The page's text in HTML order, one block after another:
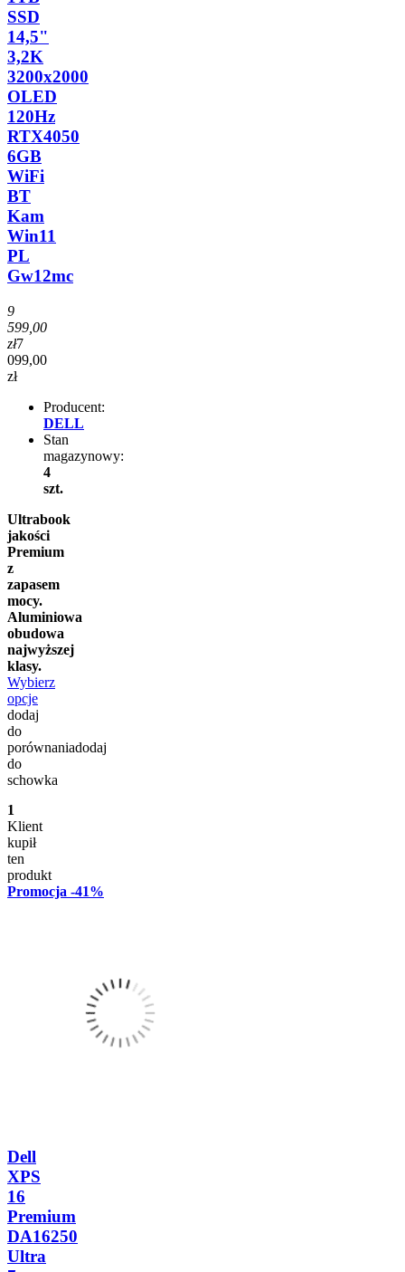
SSD
14,5"
3,2K
3200x2000
OLED
120Hz
RTX4050
6GB
WiFi
BT
Kam
Win11
PL
Gw12mc
9
599,00
zł7
099,00
zł
Producent:
DELL
Stan
magazynowy:
4
szt.
Ultrabook
jakości
Premium
z
zapasem
mocy.
Aluminiowa
obudowa
najwyższej
klasy.
Wybierz
opcje
dodaj
do
porównaniadodaj
do
schowka
1
Klient
kupił
ten
produkt
Promocja -41%
Dell
XPS
16
Premium
DA16250
Ultra